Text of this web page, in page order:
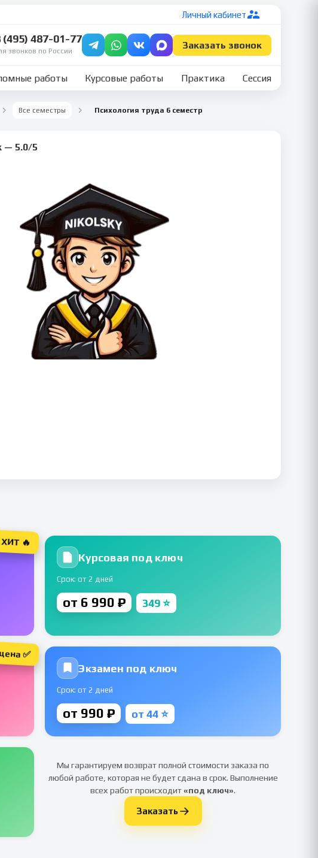
Личный кабинет
(495) 487-01-77
звонков по России
Заказать звонок
работы Курсовые работы Практика Сессия
Все семестры Психология труда 6 семестр
— 5.0/5
ХИТ 🔥
Курсовая под ключ
Срок: от 2 дней
от 6 990 ₽ 349 ⭐
✅
Экзамен под ключ
Срок: от 2 дней
от 990 ₽ от 44 ⭐
Мы гарантируем возврат полной стоимости заказа по
любой работе, которая не будет сдана в срок. Выполнение
всех работ происходит«под ключ».
Заказать